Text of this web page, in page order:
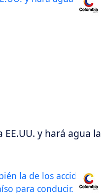
y hará agua la